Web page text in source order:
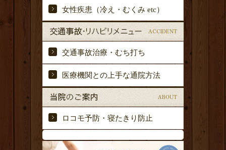
女性疾患（冷え・むくみ etc）
交通事故治療・むち打ち
医療機関との上手な通院方法
ロコモ予防・寝たきり防止